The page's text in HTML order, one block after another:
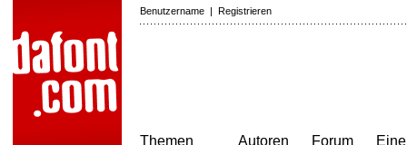
Benutzername | Registrieren
Themen
Autoren
Forum